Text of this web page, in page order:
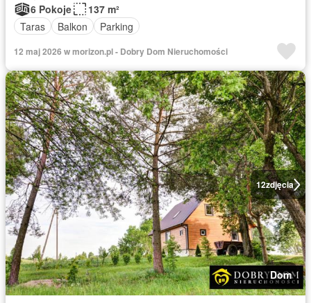
6 Pokoje
137 m²
Taras
Balkon Parking
12 maj 2026 w morizon.pl - Dobry Dom Nieruchomości
12zdjęcia
Dom